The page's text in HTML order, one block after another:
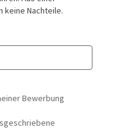
keine Nachteile.
Bewerbung